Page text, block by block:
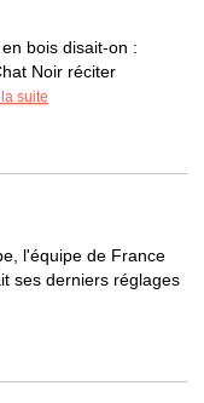
bois disait-on :
Noir réciter
suite
l'équipe de France
ses derniers réglages